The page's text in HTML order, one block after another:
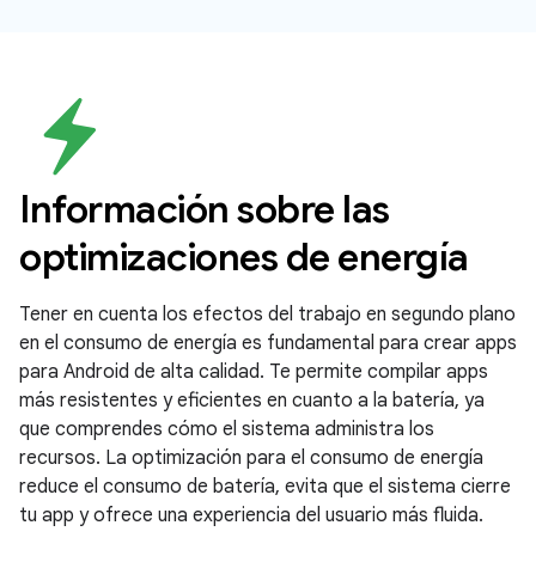
Información sobre las
optimizaciones de energía
Tener en cuenta los efectos del trabajo en segundo plano
en el consumo de energía es fundamental para crear apps
para Android de alta calidad. Te permite compilar apps
más resistentes y eficientes en cuanto a la batería, ya
que comprendes cómo el sistema administra los
recursos. La optimización para el consumo de energía
reduce el consumo de batería, evita que el sistema cierre
tu app y ofrece una experiencia del usuario más fluida.